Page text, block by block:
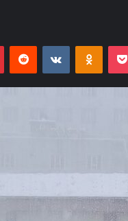
PinterestReddit VKontakte